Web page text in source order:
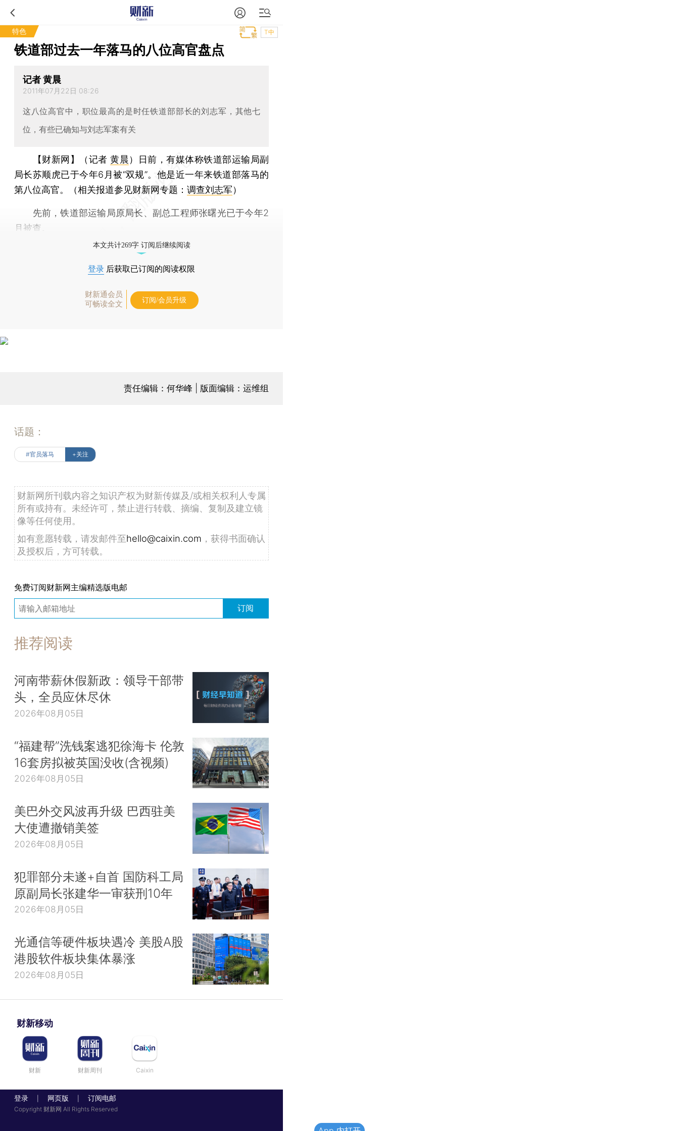
特色 T中
铁道部过去一年落马的八位高官盘点
记者 黄晨
2011年07月22日 08:26
这八位高官中，职位最高的是时任铁道部部长的刘志军，其他七
位，有些已确知与刘志军案有关
【财新网】（记者黄晨）
日前，有媒体称铁道部运输局副
局长苏顺虎已于今年6月被“双规”。他是近一年来铁道部落马的
第八位高官。（相关报道参见财新网专题： 调查刘志军）
先前，铁道部运输局原局长、副总工程师张曙光已于今年2
月被查。
本文共计269字 订阅后继续阅读
登录 后获取已订阅的阅读权限
财新通会员
可畅读全文
订阅/会员升级
责任编辑：何华峰 | 版面编辑：运维组
话题：
#官员落马 +关注
财新网所刊载内容之知识产权为财新传媒及/或相关权利人专属
所有或持有。未经许可，禁止进行转载、摘编、复制及建立镜
像等任何使用。
如有意愿转载，请发邮件至hello@caixin.com ，获得书面确认
及授权后，方可转载。
免费订阅财新网主编精选版电邮
订阅
推荐阅读
河南带薪休假新政：领导干部带
头，全员应休尽休
2026年08月05日
“福建帮”洗钱案逃犯徐海卡 伦敦
16套房拟被英国没收(含视频)
2026年08月05日
美巴外交风波再升级 巴西驻美
大使遭撤销美签
2026年08月05日
犯罪部分未遂+自首 国防科工局
原副局长张建华一审获刑10年
2026年08月05日
光通信等硬件板块遇冷 美股A股
港股软件板块集体暴涨
2026年08月05日
财新移动
财新 财新周刊 Caixin
登录 网页版 订阅电邮
Copyright 财新网 All Rights Reserved